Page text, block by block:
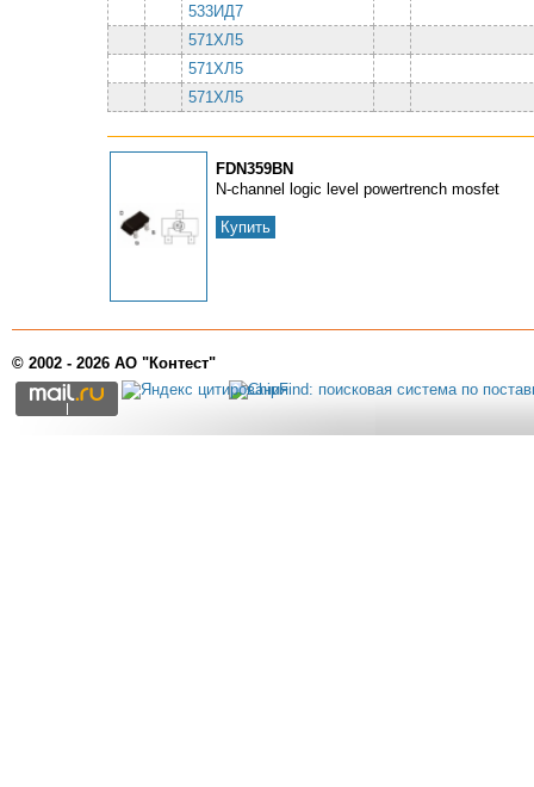
533ИД7
571ХЛ5
571ХЛ5
571ХЛ5
FDN359BN
N-channel logic level powertrench mosfet
Купить
© 2002 - 2026 АО "Контест"